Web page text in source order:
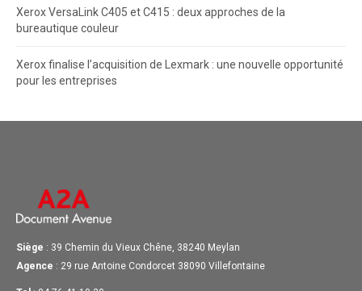
Xerox VersaLink C405 et C415 : deux approches de la
bureautique couleur
Xerox finalise l’acquisition de Lexmark : une nouvelle opportunité
pour les entreprises
Siège : 39 Chemin du Vieux Chêne, 38240 Meylan
Agence : 29 rue Antoine Condorcet 38090 Villefontaine